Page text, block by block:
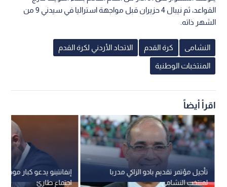
القواعد، ثم نيبال 4 حزيران قبل مواجهة استراليا في سيدني 9 من
الشهر ذاته.
النشامى كرة القدم الاتحاد الأردني لكرة القدم
المنتخبات الوطنية
اقرأ أيضاً
إنفانتينو يدعو كبار
اجتماع طارئ
تأجيل مؤتمر تقديم بادو الزاكي مدربا
لمنتخب النشامى